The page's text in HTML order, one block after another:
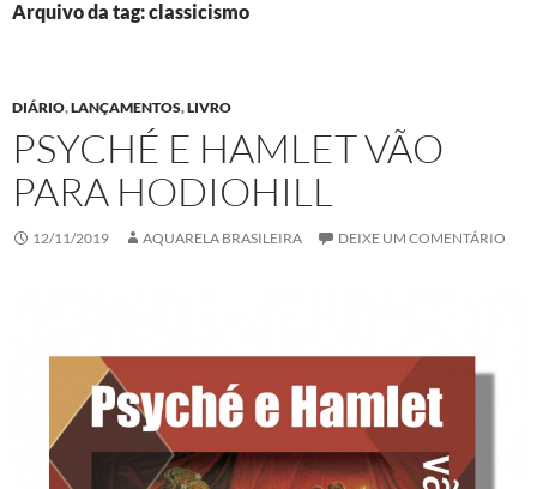
CONTEÚDO
Arquivo da tag: classicismo
DIÁRIO,LANÇAMENTOS,LIVRO
PSYCHÉ E HAMLET VÃO
PARA HODIOHILL
12/11/2019 AQUARELA BRASILEIRA DEIXE UM COMENTÁRIO